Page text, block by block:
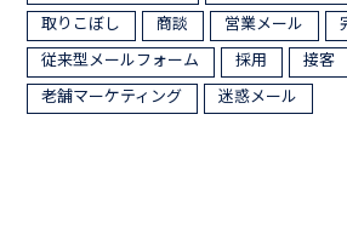
取りこぼし
商談 営業メール
従来型メールフォーム
採用 接客
老舗マーケティング
迷惑メール